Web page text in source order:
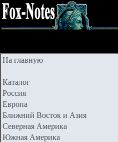
На главную
Каталог
Россия
Европа
Ближний Восток и Азия
Северная Америка
Южная Америка